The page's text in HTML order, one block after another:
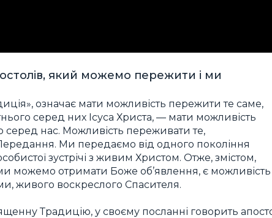
який можемо пережити і ми
означає мати можливість пережити те саме,
серед них Ісуса Христа, — мати можливість
серед нас. Можливість переживати те,
Ми передаємо від одного покоління
зустрічі з живим Христом. Отже, змістом,
можемо отримати Боже об’явлення, є можливість
живого воскреслого Спасителя.
Традицію, у своєму посланні говорить